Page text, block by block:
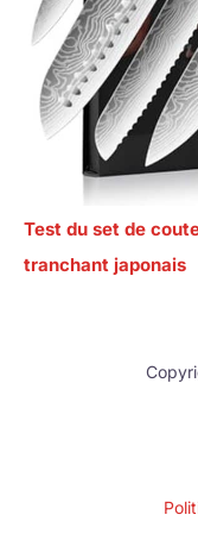
Test du set de
tranchant japonais